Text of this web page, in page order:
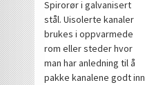
Spirorør i galvanisert
stål. Uisolerte kanaler
brukes i oppvarmede
rom eller steder hvor
man har anledning til å
pakke kanalene godt inn